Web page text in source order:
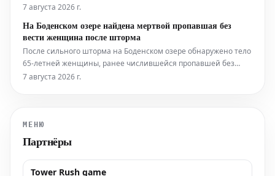
начиняются слоями ветчины и сыра. После этого они
золотистой корочки. Подаётся рулет "Кордон блю" с гарниром
из хрустящих картофельных долек и све
7 августа 2026 г.
На Боденском озере найдена мертвой пропавшая без
вести женщина после шторма
После сильного шторма на Боденском озере обнаружено тело
65-летней женщины, ранее числившейся пропавшей без
вести. По данным полиции, она упала в воду с моторной
7 августа 2026 г.
МЕНЮ
Партнёры
Tower Rush game